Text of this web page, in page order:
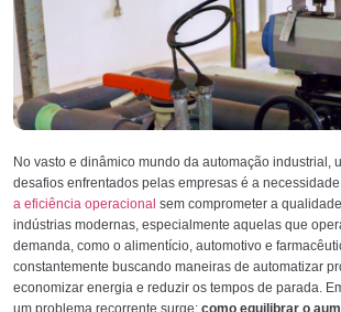
No vasto e dinâmico mundo da automação industrial,
desafios enfrentados pelas empresas é a
a eficiência operacional sem comprometer a
indústrias modernas, especialmente aquelas que
demanda, como o alimentício, automotivo e
constantemente buscando maneiras de automatizar
economizar energia e reduzir os tempos de parada.